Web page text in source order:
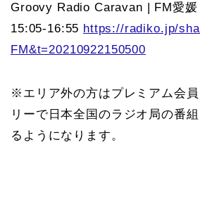
Groovy Radio Caravan | FM愛
15:05-16:55 https://radiko.jp/
FM&t=20210922150500
※エリア外の方はプレミアム会
リーで日本全国のラジオ局の番
るようになります。